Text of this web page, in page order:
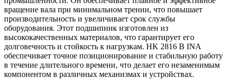
вращение вала при минимальном трении, что повышает
производительность и увеличивает срок службы
оборудования. Этот подшипник изготовлен из
высококачественных материалов, что гарантирует его
долговечность и стойкость к нагрузкам. HK 2816 B INA
обеспечивает точное позиционирование и стабильную работу
в течение длительного времени, что делает его незаменимым
компонентом в различных механизмах и устройствах.